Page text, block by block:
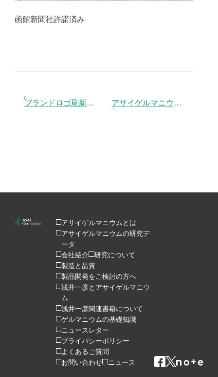
函館新聞社許諾済み
アサイゲルマニウムは、免疫細胞を活性化させ、老化赤血球の分解を促進する
ブランドロゴ刷新のお知らせ
アサイゲルマニウムとは
アサイゲルマニウムの研究デ
ータ
会社紹介 研究について
製造と品質
製品開発をご検討の方へ
浅井一彦とアサイゲルマニウ
ム
浅井一彦関連書籍について
ゲルマニウムの基礎知識
ニュースレター
プライバシーポリシー
よくあるご質問
お問い合わせ ニュース